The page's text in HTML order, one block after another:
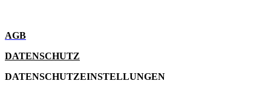
AGB
DATENSCHUTZ
DATENSCHUTZEINSTELLUNGEN